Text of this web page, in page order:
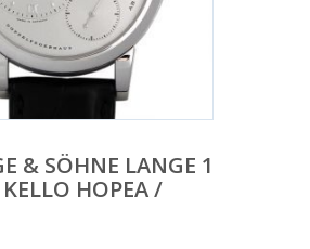
& SÖHNE LANGE 1
HOPEA /